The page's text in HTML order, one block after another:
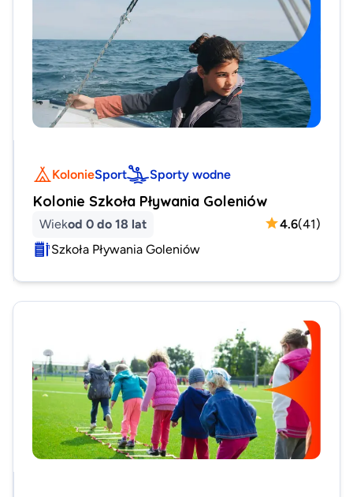
KolonieSport Sporty wodne
Kolonie Szkoła Pływania Goleniów
Wiekod 0 do 18 lat 4.6(41)
Szkoła Pływania Goleniów